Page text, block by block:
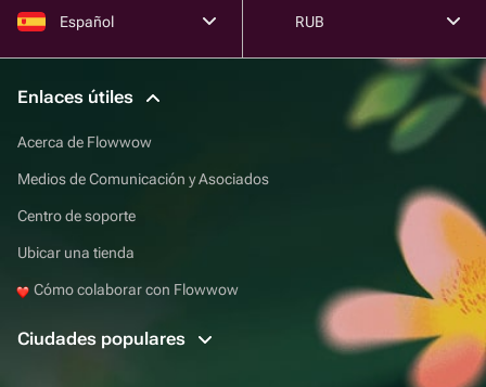
Español RUB
Enlaces útiles
Acerca de Flowwow
Medios de Comunicación y Asociados
Centro de soporte
Ubicar una tienda
Cómo colaborar con Flowwow
Ciudades populares